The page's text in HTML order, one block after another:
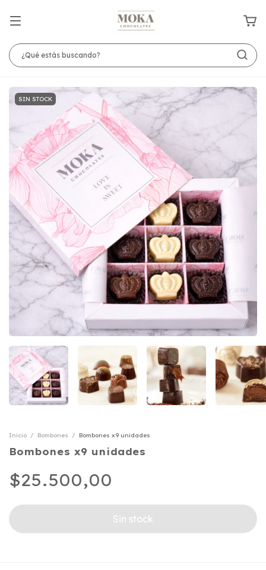
SIN STOCK
Inicio / Bombones / Bombones x9 unidades
Bombones x9 unidades
$25.500,00